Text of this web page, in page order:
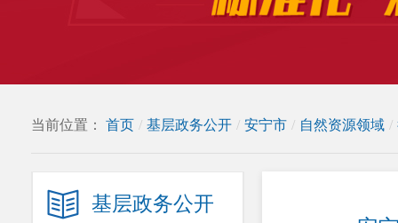
当前位置： 首页 / 基层政务公开 / 安宁市 / 自然资源领域 /
基层政务公开